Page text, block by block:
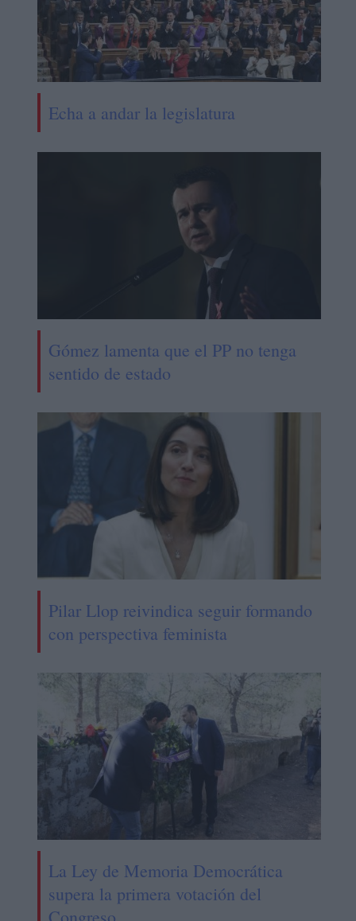
Echa a andar la legislatura
Gómez lamenta que el PP no tenga
sentido de estado
Pilar Llop reivindica seguir formando
con perspectiva feminista
La Ley de Memoria Democrática
supera la primera votación del